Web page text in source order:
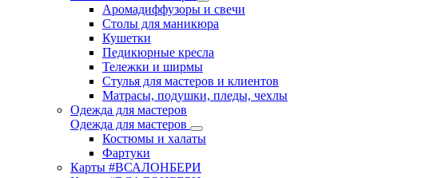
Аромадиффузоры и свечи
Столы для маникюра
Кушетки
Педикюрные кресла
Тележки и ширмы
Стулья для мастеров и клиентов
Матрасы, подушки, пледы, чехлы
Одежда для мастеров
Одежда для мастеров
Костюмы и халаты
Фартуки
Карты #ВСАЛОНБЕРИ